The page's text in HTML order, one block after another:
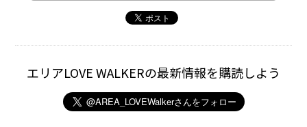
エリアLOVE WALKERの最新情報を購読しよう